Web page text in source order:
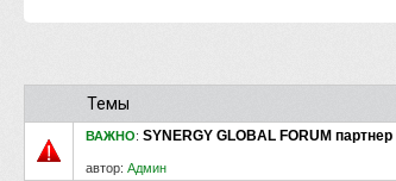
Темы
ВАЖНО: SYNERGY GLOBAL FORUM
автор: Админ